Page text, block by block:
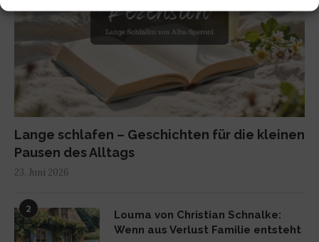
Lange schlafen – Geschichten für die kleinen
Pausen des Alltags
23. Juni 2026
2
Louma von Christian Schnalke:
Wenn aus Verlust Familie entsteht